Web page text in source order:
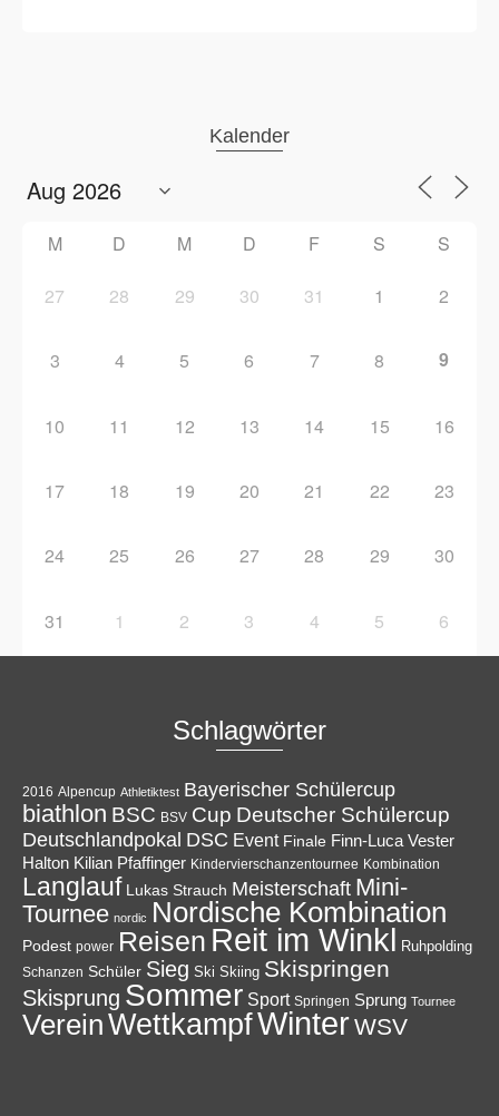
Kalender
M D M D F S S
27 28 29 30 31 1 2
3 4 5 6 7 8 9
10 11 12 13 14 15 16
17 18 19 20 21 22 23
24 25 26 27 28 29 30
31 1 2 3 4 5 6
Schlagwörter
2016 Alpencup Athletiktest Bayerischer Schülercup
biathlon BSC BSV Cup Deutscher Schülercup
Deutschlandpokal DSC Event Finale Finn-Luca Vester
Halton Kilian Pfaffinger Kindervierschanzentournee Kombination
Langlauf Lukas Strauch Meisterschaft Mini-
Tournee nordic Nordische Kombination
Podest power Reisen Reit im Winkl Ruhpolding
Schanzen Schüler Sieg Ski Skiing Skispringen
Skisprung Sommer Sport Springen Sprung Tournee
VereinWettkampfWinterWSV